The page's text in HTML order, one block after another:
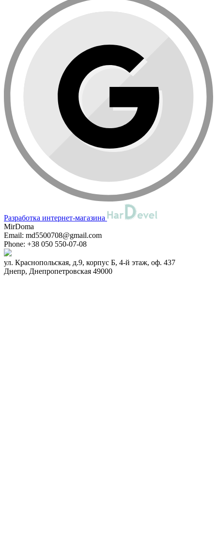
Разработка интернет-магазина
MirDoma
Email: md5500708@gmail.com
Phone: +38 050 550-07-08
ул. Краснопольская, д.9, корпус Б, 4-й этаж, оф. 437
Днепр, Днепропетровская 49000